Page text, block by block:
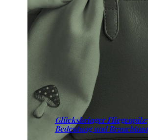
Glücksbringer Fliegenpilz:
Bedeutung und Brauchtum